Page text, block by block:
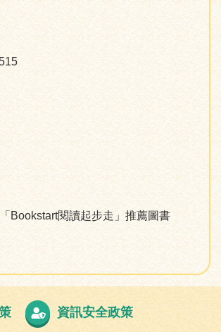
Bookstart閱讀起步走」推薦圖書
資訊安全政策